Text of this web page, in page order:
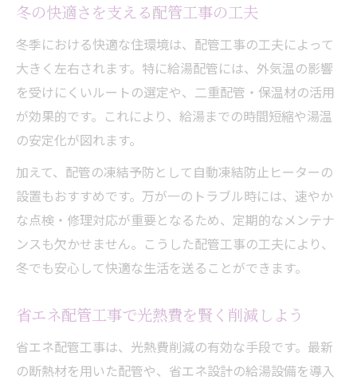
由
冬の快適さを支える配管工事の工夫
冬季における快適な住環境は、配管工事の工夫によって
大きく左右されます。特に給湯配管には、外気温の影響
を受けにくいルートの選定や、二重配管・保温材の活用
が効果的です。これにより、給湯までの時間短縮や湯温
の安定化が図れます。
加えて、配管の凍結予防として自動凍結防止ヒーターの
設置もおすすめです。万が一のトラブル時には、速やか
な点検・修理対応が重要となるため、定期的なメンテナ
ンスも欠かせません。こうした配管工事の工夫により、
冬でも安心して快適な生活を送ることができます。
省エネ配管工事で光熱費を賢く削減しよう
省エネ配管工事は、光熱費削減の有効な手段です。最新
の断熱材を用いた配管や、省エネ設計の給湯設備を導入